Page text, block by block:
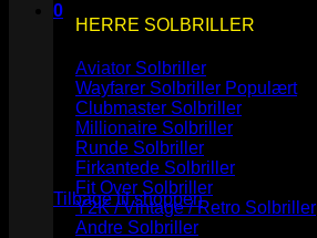
0
Kurv
Ingen varer i kurven.
Tilbage til shoppen
HERRE SOLBRILLER
Aviator Solbriller
Wayfarer Solbriller
Clubmaster Solbriller
Millionaire Solbriller
Runde Solbriller
Firkantede Solbriller
Fit Over Solbriller
Y2K / Vintage / Retro Solbriller
Andre Solbriller